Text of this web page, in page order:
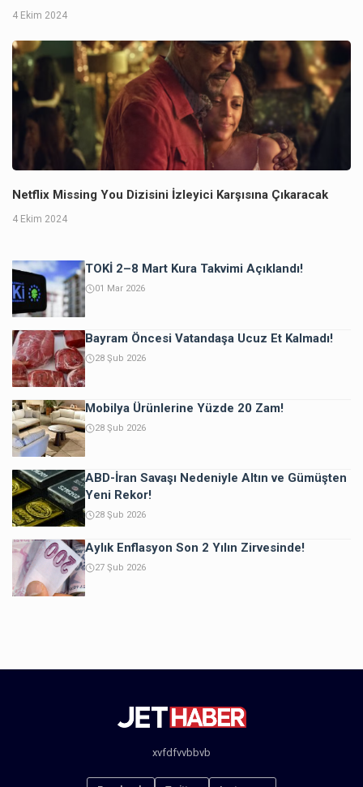
4 Ekim 2024
Netflix Missing You Dizisini İzleyici Karşısına Çıkaracak
4 Ekim 2024
TOKİ 2–8 Mart Kura Takvimi Açıklandı!
01 Mar 2026
Bayram Öncesi Vatandaşa Ucuz Et Kalmadı!
28 Şub 2026
Mobilya Ürünlerine Yüzde 20 Zam!
28 Şub 2026
ABD-İran Savaşı Nedeniyle Altın ve Gümüşten
Yeni Rekor!
28 Şub 2026
Aylık Enflasyon Son 2 Yılın Zirvesinde!
27 Şub 2026
xvfdfvvbbvb